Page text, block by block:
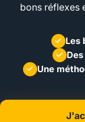
bons réflexes
Les
Une